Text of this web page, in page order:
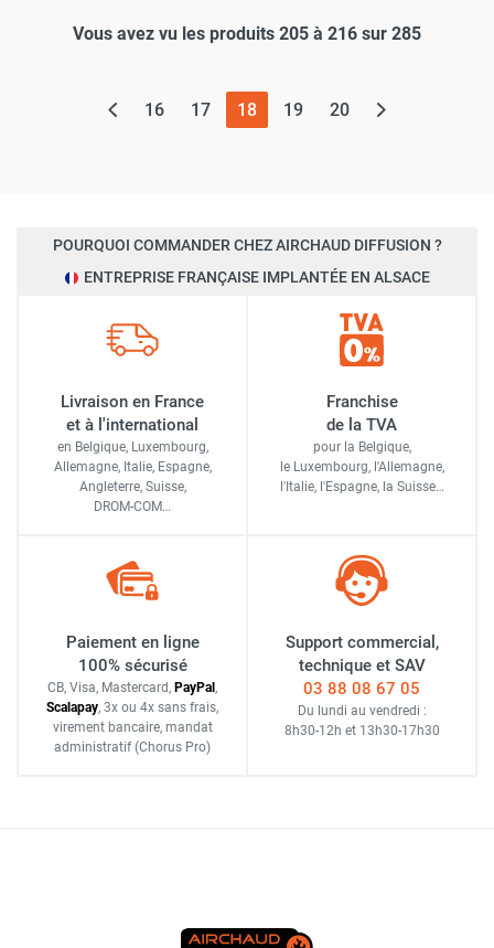
Vous avez vu les produits 205 à 216 sur 285
16 17 18(page actuelle)
19 20
POURQUOI COMMANDER CHEZ AIRCHAUD DIFFUSION ?
ENTREPRISE FRANÇAISE IMPLANTÉE EN ALSACE
Livraison en France
et à l'international
en Belgique, Luxembourg,
Allemagne, Italie, Espagne,
Angleterre, Suisse,
DROM-COM…
Franchise
de la TVA
pour la Belgique,
le Luxembourg, l'Allemagne,
l'Italie, l'Espagne, la Suisse…
Paiement en ligne
100% sécurisé
CB, Visa, Mastercard, PayPal ,
Scalapay, 3x ou 4x sans frais,
virement bancaire, mandat
administratif (Chorus Pro)
Support commercial,
technique et SAV
03 88 08 67 05
Du lundi au vendredi :
8h30-12h et 13h30-17h30